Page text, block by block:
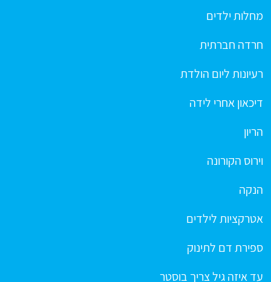
מחלות ילדים
חרדה חברתית
רעיונות ליום הולדת
דיכאון אחרי לידה
הריון
וירוס הקורונה
הנקה
אטרקציות לילדים
ספירת דם לתינוק
עד איזה גיל צריך בוסטר